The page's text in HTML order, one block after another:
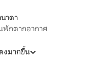
นาดา
พักตากอากาศ
งมากขึ้น